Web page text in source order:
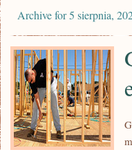
Archive for 5 sierpnia,